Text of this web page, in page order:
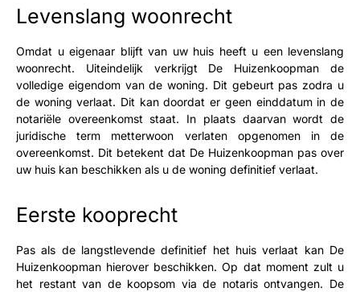
Levenslang woonrecht
Omdat u eigenaar blijft van uw huis heeft u een levenslang
woonrecht. Uiteindelijk verkrijgt De Huizenkoopman de
volledige eigendom van de woning. Dit gebeurt pas zodra u
de woning verlaat. Dit kan doordat er geen einddatum in de
notariële overeenkomst staat. In plaats daarvan wordt de
juridische term metterwoon verlaten opgenomen in de
overeenkomst. Dit betekent dat De Huizenkoopman pas over
uw huis kan beschikken als u de woning definitief verlaat.
Eerste kooprecht
Pas als de langstlevende definitief het huis verlaat kan De
Huizenkoopman hierover beschikken. Op dat moment zult u
het restant van de koopsom via de notaris ontvangen. De